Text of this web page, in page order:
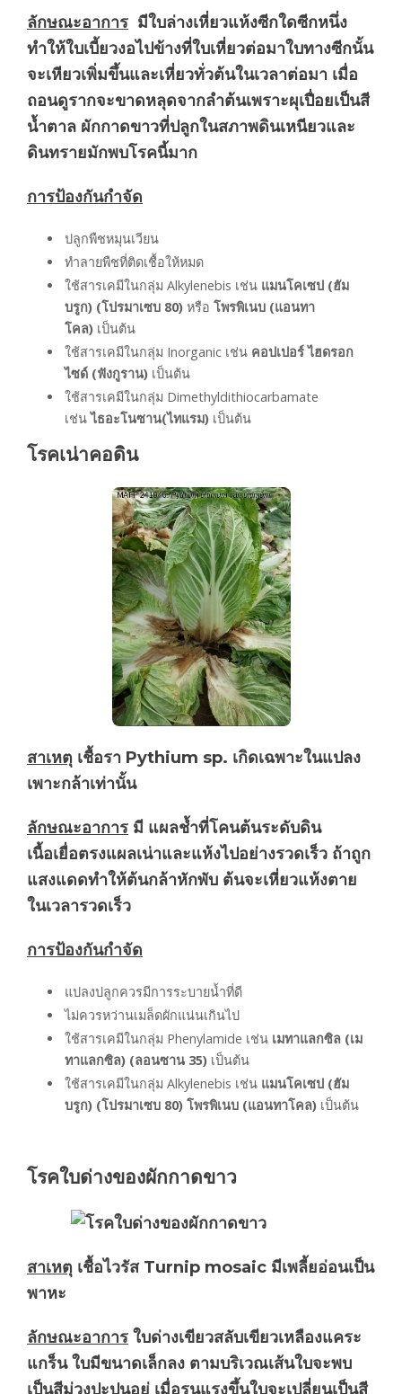
ลักษณะอาการ มีใบล่างเหี่ยวแห้งซีกใดซีกหนึ่ง
ทำให้ใบเบี้ยวงอไปข้างที่ใบเหี่ยวต่อมาใบทางซีกนั้น
จะเหียวเพิ่มขึ้นและเหี่ยวทั่วต้นในเวลาต่อมา เมื่อ
ถอนดูรากจะขาดหลุดจากลำต้นเพราะผุเปื่อยเป็นสี
น้ำตาล ผักกาดขาวที่ปลูกในสภาพดินเหนียวและ
ดินทรายมักพบโรคนี้มาก
การป้องกันกำจัด
ปลูกพืชหมุนเวียน
ทำลายพืชที่ติดเชื้อให้หมด
ใช้สารเคมีในกลุ่ม Alkylenebis เช่น แมนโคเซป (ฮัม
บรูก) (โปรมาเซบ 80) หรือ โพรพิเนบ (แอนทา
โคล) เป็นต้น
ใช้สารเคมีในกลุ่ม Inorganic เช่น คอปเปอร์ ไฮดรอก
ไซด์ (ฟังกูราน) เป็นต้น
ใช้สารเคมีในกลุ่ม Dimethyldithiocarbamate
เช่นไธอะโนซาน(ไทแรม) เป็นต้น
โรคเน่าคอดิน
สาเหตุ เชื้อรา Pythium sp. เกิดเฉพาะในแปลง
เพาะกล้าเท่านั้น
ลักษณะอาการ มี แผลช้ำที่โคนต้นระดับดิน
เนื้อเยื่อตรงแผลเน่าและแห้งไปอย่างรวดเร็ว ถ้าถูก
แสงแดดทำให้ต้นกล้าหักพับ ต้นจะเหี่ยวแห้งตาย
ในเวลารวดเร็ว
การป้องกันกำจัด
แปลงปลูกควรมีการระบายน้ำที่ดี
ไม่ควรหว่านเมล็ดผักแน่นเกินไป
ใช้สารเคมีในกลุ่ม Phenylamide เช่น เมทาแลกซิล (เม
ทาแลกซิล) (ลอนซาน 35) เป็นต้น
ใช้สารเคมีในกลุ่ม Alkylenebis เช่น แมนโคเซป (ฮัม
บรูก) (โปรมาเซบ 80) โพรพิเนบ (แอนทาโคล) เป็นต้น
โรคใบด่างของผักกาดขาว
สาเหตุ เชื้อไวรัส Turnip mosaic มีเพลี้ยอ่อนเป็น
พาหะ
ลักษณะอาการ ใบด่างเขียวสลับเขียวเหลืองแคระ
แกร็น ใบมีขนาดเล็กลง ตามบริเวณเส้นใบจะพบ
เป็นสีม่วงปะปนอยู่ เมื่อรุนแรงขึ้นใบจะเปลี่ยนเป็นสี